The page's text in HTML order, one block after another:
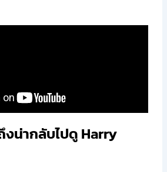
งน่ากลับไปดู Harry